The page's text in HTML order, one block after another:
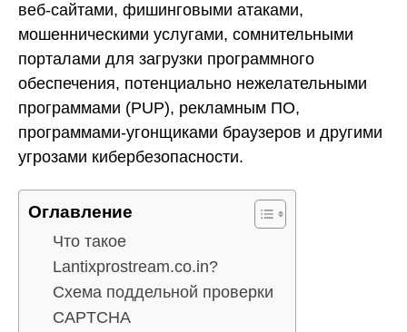
веб-сайтами, фишинговыми атаками,
мошенническими услугами, сомнительными
порталами для загрузки программного
обеспечения, потенциально нежелательными
программами (PUP), рекламным ПО,
программами-угонщиками браузеров и другими
угрозами кибербезопасности.
Оглавление
Что такое
Lantixprostream.co.in?
Схема поддельной проверки
CAPTCHA